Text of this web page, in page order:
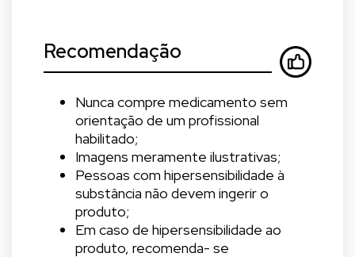
Recomendação
Nunca compre medicamento sem
orientação de um profissional
habilitado;
Imagens meramente ilustrativas;
Pessoas com hipersensibilidade à
substância não devem ingerir o
produto;
Em caso de hipersensibilidade ao
produto, recomenda- se